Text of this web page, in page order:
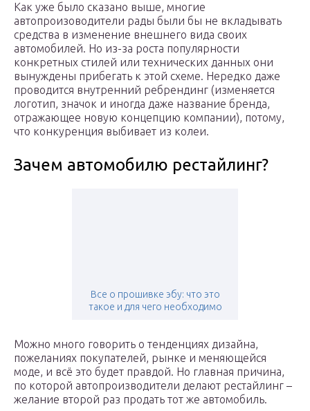
Как уже было сказано выше, многие
автопроизоводители рады были бы не вкладывать
средства в изменение внешнего вида своих
автомобилей. Но из-за роста популярности
конкретных стилей или технических данных они
вынуждены прибегать к этой схеме. Нередко даже
проводится внутренний ребрендинг (изменяется
логотип, значок и иногда даже название бренда,
отражающее новую концепцию компании), потому,
что конкуренция выбивает из колеи.
Зачем автомобилю рестайлинг?
Все о прошивке эбу: что это
такое и для чего необходимо
Можно много говорить о тенденциях дизайна,
пожеланиях покупателей, рынке и меняющейся
моде, и всё это будет правдой. Но главная причина,
по которой автопроизводители делают рестайлинг –
желание второй раз продать тот же автомобиль.